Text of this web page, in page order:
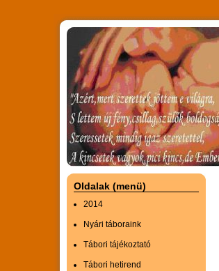
Oldalak (menü)
2014
Nyári táboraink
Tábori tájékoztató
Tábori hetirend